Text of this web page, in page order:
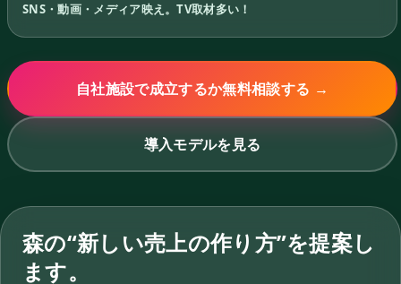
SNS・動画・メディア映え。TV取材多い！
自社施設で成立するか無料相談する →
導入モデルを見る
森の“新しい売上の作り方”を提案し
ます。